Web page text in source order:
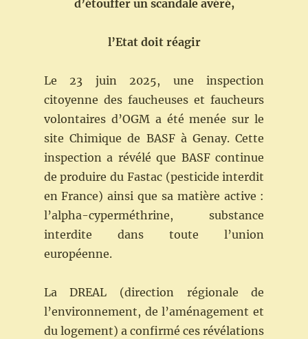
d’étouffer un scandale avéré,
l’Etat doit réagir
Le 23 juin 2025, une inspection
citoyenne des faucheuses et faucheurs
volontaires d’OGM a été menée sur le
site Chimique de BASF à Genay. Cette
inspection a révélé que BASF continue
de produire du Fastac (pesticide interdit
en France) ainsi que sa matière active :
l’alpha-cyperméthrine, substance
interdite dans toute l’union
européenne.
La DREAL (direction régionale de
l’environnement, de l’aménagement et
du logement) a confirmé ces révélations